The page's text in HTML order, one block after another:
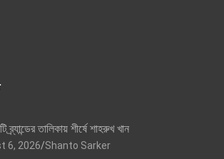
ব্র্যান্ডের তালিকায় শীর্ষে শাহরুখ খান
6, 2026 Shanto Sarker